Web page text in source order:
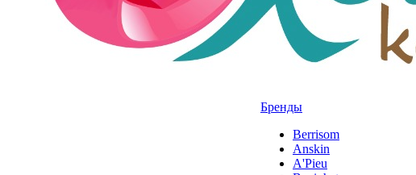
Бренды
Berrisom
Anskin
A'Pieu